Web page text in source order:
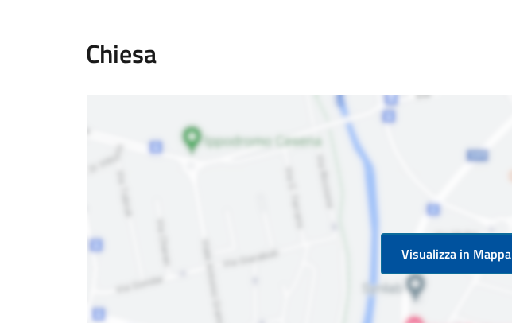
Chiesa
Visualizza in Mappa